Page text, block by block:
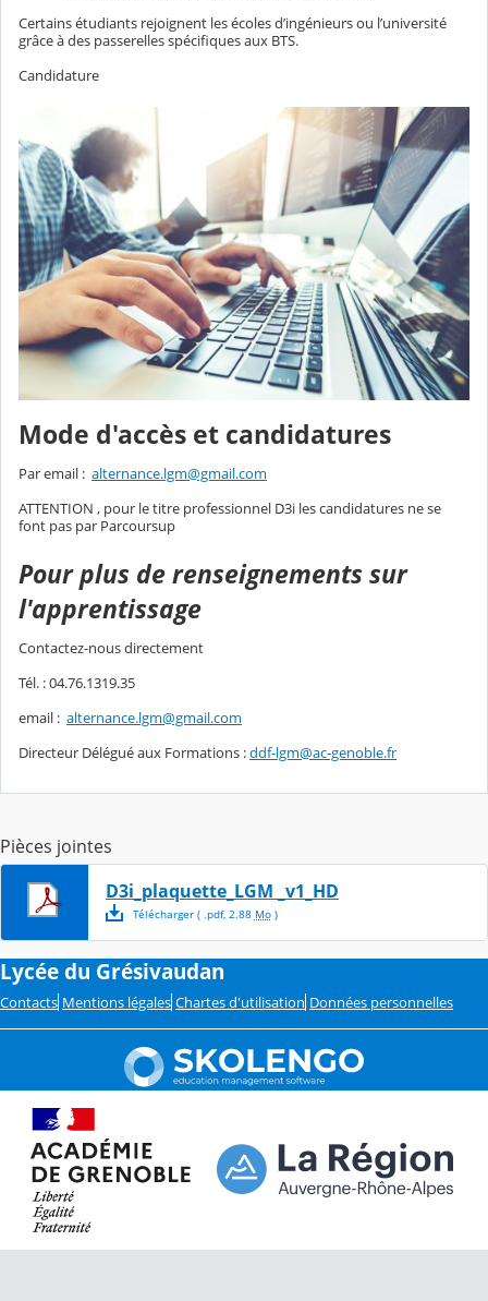
Certains étudiants rejoignent les écoles d’ingénieurs ou l’université
grâce à des passerelles spécifiques aux BTS.
Candidature
Mode d'accès et candidatures
Par email : alternance.lgm@gmail.com
ATTENTION , pour le titre professionnel D3i les candidatures ne se
font pas par Parcoursup
Pour plus de renseignements sur
l'apprentissage
Contactez-nous directement
Tél. : 04.76.1319.35
email : alternance.lgm@gmail.com
Directeur Délégué aux Formations :ddf-lgm@ac-genoble.fr
Pièces jointes
D3i_plaquette_LGM _v1_HD
Télécharger( .pdf, 2.88 Mo)
Lycée du Grésivaudan
Contacts Mentions légales Chartes d'utilisation Données personnelles